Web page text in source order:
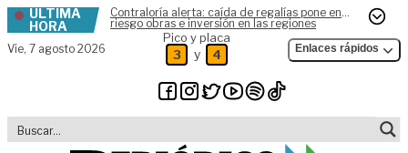
Skip to content
ÚLTIMA
HORA
Contraloría alerta: caída de regalías pone en
riesgo obras e inversión en las regiones
Vie, 7 agosto 2026
Pico y placa
3 y 4 Enlaces rápidos